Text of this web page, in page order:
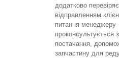
додатково
відправленням
питання менеджеру
проконсультується
постачання,
запчастину для